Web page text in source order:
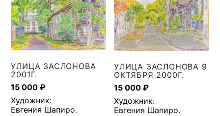
УЛИЦА ЗАСЛОНОВА
2001Г.
15 000₽
Художник:
Евгения Шапиро.
УЛИЦА ЗАСЛОНОВА 9
ОКТЯБРЯ 2000Г.
15 000₽
Художник:
Евгения Шапиро.